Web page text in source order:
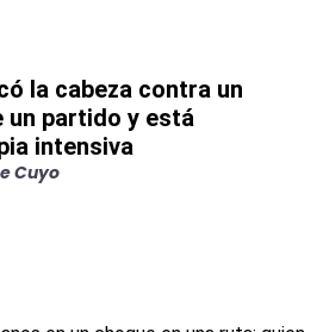
la cabeza contra un
un partido y está
intensiva
Cuyo